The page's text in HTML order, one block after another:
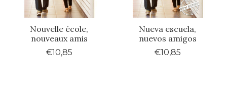
Nouvelle école,
nouveaux amis
€10,85
Nueva escuela,
nuevos amigos
€10,85